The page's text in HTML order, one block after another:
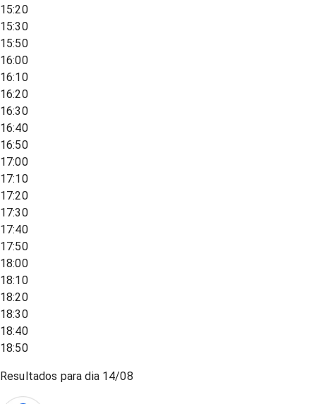
15:20
15:30
15:50
16:00
16:10
16:20
16:30
16:40
16:50
17:00
17:10
17:20
17:30
17:40
17:50
18:00
18:10
18:20
18:30
18:40
18:50
Resultados para dia 14/08